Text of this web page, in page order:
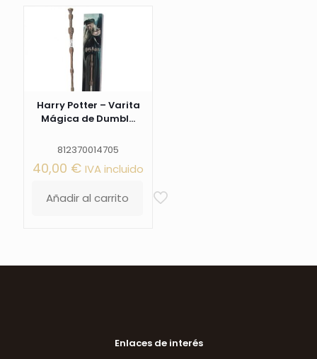
Harry Potter – Varita
Mágica de Dumbl...
812370014705
40,00 € IVA incluido
Añadir al carrito
Enlaces de interés